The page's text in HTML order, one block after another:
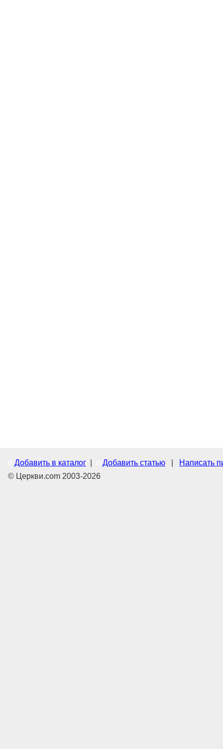
Добавить в каталог Добавить статью
Написать
© Церкви.com 2003-2026